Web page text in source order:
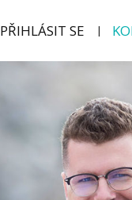
PŘIHLÁSIT SE